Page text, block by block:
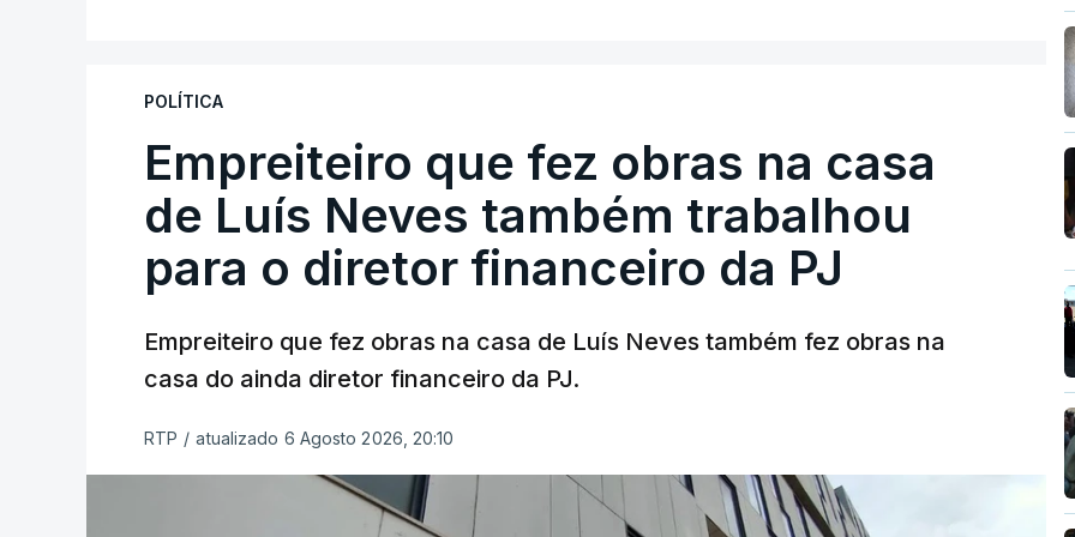
POLÍTICA
Empreiteiro que fez obras na casa
de Luís Neves também trabalhou
para o diretor financeiro da PJ
Empreiteiro que fez obras na casa de Luís Neves também fez obras na
casa do ainda diretor financeiro da PJ.
RTP / atualizado 6 Agosto 2026, 20:10